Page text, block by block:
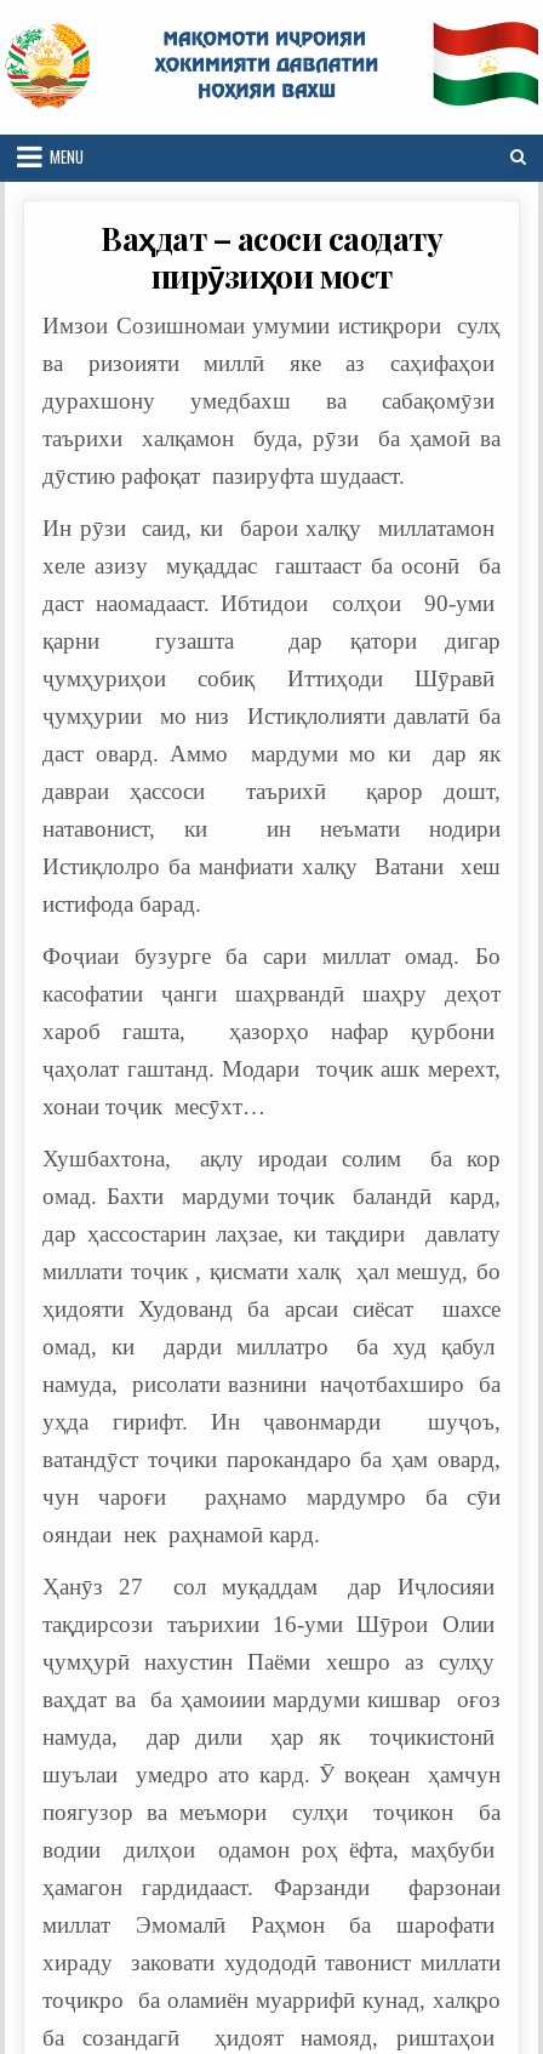
to
content
MENU
Ваҳдат – асоси саодату
пирӯзиҳои мост
Имзои Созишномаи умумии истиқрори сулҳ
ва ризоияти миллӣ яке аз саҳифаҳои
дурахшону умедбахш ва сабақомӯзи
таърихи халқамон буда, рӯзи ба ҳамоӣ ва
дӯстию рафоқат пазируфта шудааст.
Ин рӯзи саид, ки барои халқу миллатамон
хеле азизу муқаддас гаштааст ба осонӣ ба
даст наомадааст. Ибтидои солҳои 90-уми
қарни гузашта дар қатори дигар
ҷумҳуриҳои собиқ Иттиҳоди Шӯравӣ
ҷумҳурии мо низ Истиқлолияти давлатӣ ба
даст овард. Аммо мардуми мо ки дар як
давраи ҳассоси таърихӣ қарор дошт,
натавонист, ки ин неъмати нодири
Истиқлолро ба манфиати халқу Ватани хеш
истифода барад.
Фоҷиаи бузурге ба сари миллат омад. Бо
касофатии ҷанги шаҳрвандӣ шаҳру деҳот
хароб гашта, ҳазорҳо нафар қурбони
ҷаҳолат гаштанд. Модари тоҷик ашк мерехт,
хонаи тоҷик месӯхт…
Хушбахтона, ақлу иродаи солим ба кор
омад. Бахти мардуми тоҷик баландӣ кард,
дар ҳассостарин лаҳзае, ки тақдири давлату
миллати тоҷик , қисмати халқ ҳал мешуд, бо
ҳидояти Худованд ба арсаи сиёсат шахсе
омад, ки дарди миллатро ба худ қабул
намуда, рисолати вазнини наҷотбахширо ба
уҳда гирифт. Ин ҷавонмарди шуҷоъ,
ватандӯст тоҷики парокандаро ба ҳам овард,
чун чароғи раҳнамо мардумро ба сӯи
ояндаи нек раҳнамоӣ кард.
Ҳанӯз 27 сол муқаддам дар Иҷлосияи
тақдирсози таърихии 16-уми Шӯрои Олии
ҷумҳурӣ нахустин Паёми хешро аз сулҳу
ваҳдат ва ба ҳамоиии мардуми кишвар оғоз
намуда, дар дили ҳар як тоҷикистонӣ
шуълаи умедро ато кард. Ӯ воқеан ҳамчун
поягузор ва меъмори сулҳи тоҷикон ба
водии дилҳои одамон роҳ ёфта, маҳбуби
ҳамагон гардидааст. Фарзанди фарзонаи
миллат Эмомалӣ Раҳмон ба шарофати
хираду заковати худододӣ тавонист миллати
тоҷикро ба оламиён муаррифӣ кунад, халқро
ба созандагӣ ҳидоят намояд, риштаҳои